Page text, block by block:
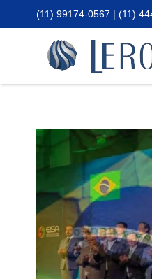
(11) 99174-0567 | (11)